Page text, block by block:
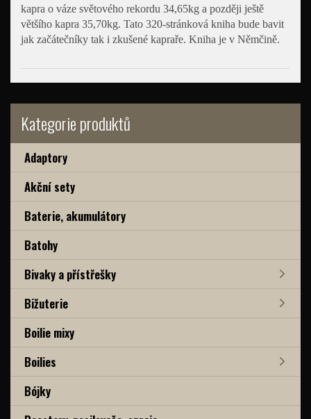
Kategorie produktů
Adaptory
Akční sety
Baterie, akumulátory
Batohy
Bivaky a přístřešky
Bižuterie
Boilie mixy
Boilies
Bójky
kapra o váze světového rekordu 34,65kg a později ještě
většího kapra 35,70kg. Tato 320-stránková kniha bude bavit
jak začátečníky tak i zkušené kapraře. Kniha je v Němčině.